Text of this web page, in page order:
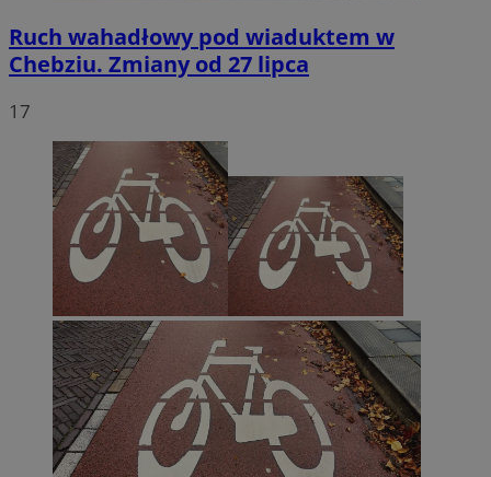
Ruch wahadłowy pod wiaduktem w
Chebziu. Zmiany od 27 lipca
17